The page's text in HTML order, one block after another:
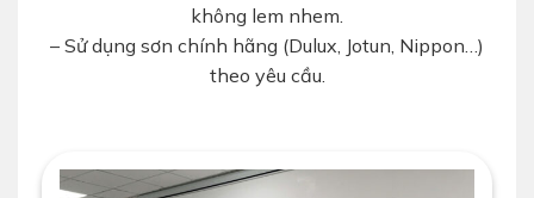
không lem nhem.
– Sử dụng sơn chính hãng (Dulux, Jotun, Nippon…)
theo yêu cầu.